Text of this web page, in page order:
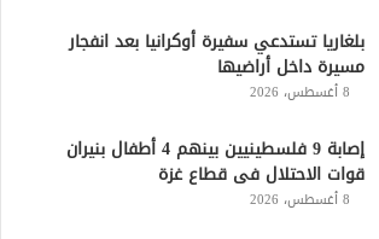
بلغاريا تستدعي سفيرة أوكرانيا بعد انفجار
مسيرة داخل أراضيها
8 أغسطس، 2026
إصابة 9 فلسطينيين بينهم 4 أطفال بنيران
قوات الاحتلال فى قطاع غزة
8 أغسطس، 2026